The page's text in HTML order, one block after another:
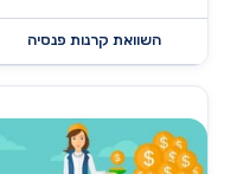
השוואת קרנות פנסיה